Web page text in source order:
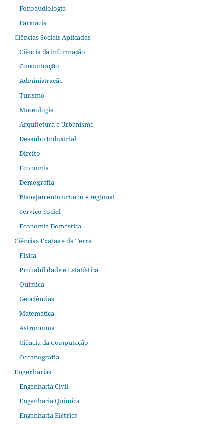
Fonoaudiologia
Farmácia
Ciências Sociais Aplicadas
Ciência da informação
Comunicação
Administração
Turismo
Museologia
Arquitetura e Urbanismo
Desenho Industrial
Direito
Economia
Demografia
Planejamento urbano e regional
Serviço Social
Economia Doméstica
Ciências Exatas e da Terra
Física
Probabilidade e Estatística
Química
Geociências
Matemática
Astronomia
Ciência da Computação
Oceanografia
Engenharias
Engenharia Civil
Engenharia Química
Engenharia Elétrica